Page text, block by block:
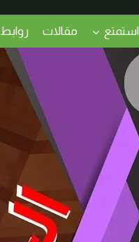
استمتع مقالات روابط